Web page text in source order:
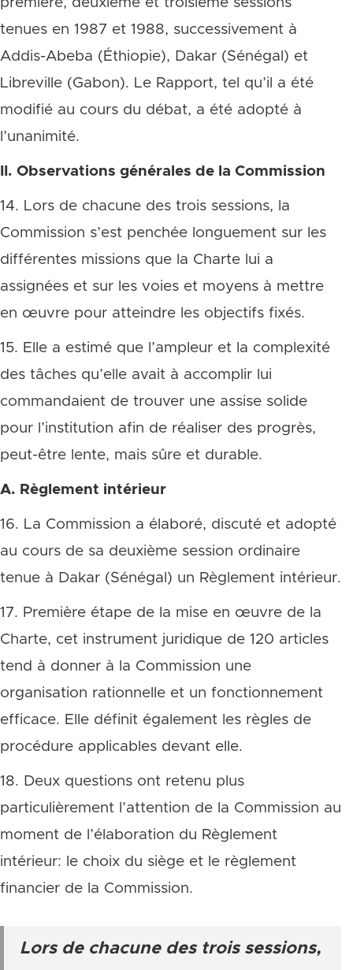
tenues en 1987 et 1988, successivement à
Addis-Abeba (Éthiopie), Dakar (Sénégal) et
Libreville (Gabon). Le Rapport, tel qu’il a été
modifié au cours du débat, a été adopté à
l’unanimité.
II. Observations générales de la Commission
14. Lors de chacune des trois sessions, la
Commission s’est penchée longuement sur les
différentes missions que la Charte lui a
assignées et sur les voies et moyens à mettre
en œuvre pour atteindre les objectifs fixés.
15. Elle a estimé que l’ampleur et la complexité
des tâches qu’elle avait à accomplir lui
commandaient de trouver une assise solide
pour l’institution afin de réaliser des progrès,
peut-être lente, mais sûre et durable.
A. Règlement intérieur
16. La Commission a élaboré, discuté et adopté
au cours de sa deuxième session ordinaire
tenue à Dakar (Sénégal) un Règlement intérieur.
17. Première étape de la mise en œuvre de la
Charte, cet instrument juridique de 120 articles
tend à donner à la Commission une
organisation rationnelle et un fonctionnement
efficace. Elle définit également les règles de
procédure applicables devant elle.
18. Deux questions ont retenu plus
particulièrement l’attention de la Commission au
moment de l’élaboration du Règlement
intérieur: le choix du siège et le règlement
financier de la Commission.
Lors de chacune des trois sessions,